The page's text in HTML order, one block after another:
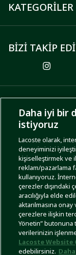
KATEGORİLER
BİZİ TAKİP
ÖDEME SEÇENEKLERİ
KARGO SEÇENEKLERİ
İşlem RehberiSite
Daha iyi bir
istiyoruz
Lacoste olarak,
deneyiminizi
kişiselleştirmek ve
reklam/pazarlama
kullanıyoruz.
çerezler dışındaki
aracılığıyla elde
aktarılmasına
çerezlere ilişkin
Yönetin” butonuna
verilerinizin
Lacoste Website
edebilirsiniz.